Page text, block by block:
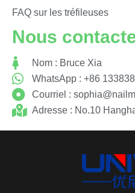
FAQ sur les tréfileuses
Nous
Nom : Bruce Xia
WhatsApp : +86
Courriel :
Adresse : No.10